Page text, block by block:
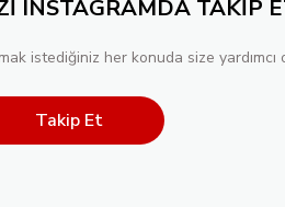
INSTAGRAMDA TAKİP
istediğiniz her konuda size yardımcı
Takip Et